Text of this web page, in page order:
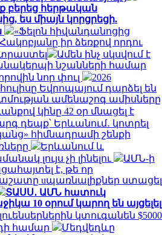
բերեց հերթական
ես միայն կորցրեցի.
«Ֆելոն հիվանդանոցից
իր ձեռքով որդու
Ամեն ինչ սկսվում է
նշանների համար
նոր փուլ
2026
Եվրոպայում դարձել են
ամենաշոգ ամիսները
կինը 42 օր մնացել է
դեպք՝ Երևանում․ կոտրել
հիմնադրամի շենքի
Երևանում և
լույս չի լինելու
ԱՄՆ-ի
է, թե որ
uպառնալիքներ ստացել
ՏԱՍՍ․ ԱՄՆ հատուկ
10 օրում կարող են այցելել
կտուգանեն $5000
համար
Մեդվեդևը